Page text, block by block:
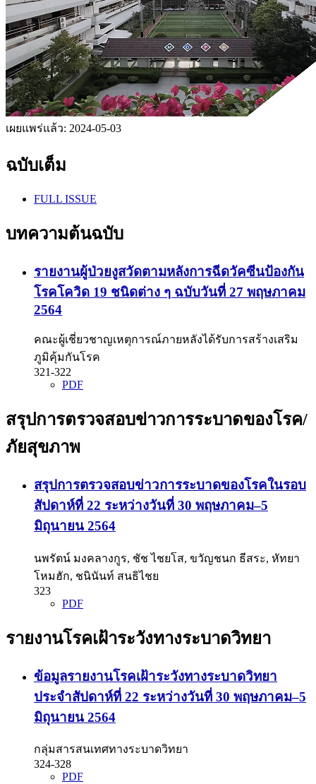
เผยแพร่แล้ว: 2024-05-03
ฉบับเต็ม
FULL ISSUE
บทความต้นฉบับ
รายงานผู้ป่วยงูสวัดตามหลังการฉีดวัคซีนป้องกัน
โรคโควิด 19 ชนิดต่าง ๆ ฉบับวันที่ 27 พฤษภาคม
2564
คณะผู้เชี่ยวชาญเหตุการณ์ภายหลังได้รับการสร้างเสริม
ภูมิคุ้มกันโรค
321-322
PDF
สรุปการตรวจสอบข่าวการระบาดของโรค/
ภัยสุขภาพ
สรุปการตรวจสอบข่าวการระบาดของโรคในรอบ
สัปดาห์ที่ 22 ระหว่างวันที่ 30 พฤษภาคม–5
มิถุนายน 2564
นพรัตน์ มงคลางกูร, ชัช ไชยโส, ขวัญชนก ธีสระ, หัทยา
โหมฮัก, ชนินันท์ สนธิไชย
323
PDF
รายงานโรคเฝ้าระวังทางระบาดวิทยา
ข้อมูลรายงานโรคเฝ้าระวังทางระบาดวิทยา
ประจำสัปดาห์ที่ 22 ระหว่างวันที่ 30 พฤษภาคม–5
มิถุนายน 2564
กลุ่มสารสนเทศทางระบาดวิทยา
324-328
PDF